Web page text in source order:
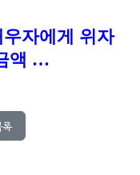
자에게 위자
액 …